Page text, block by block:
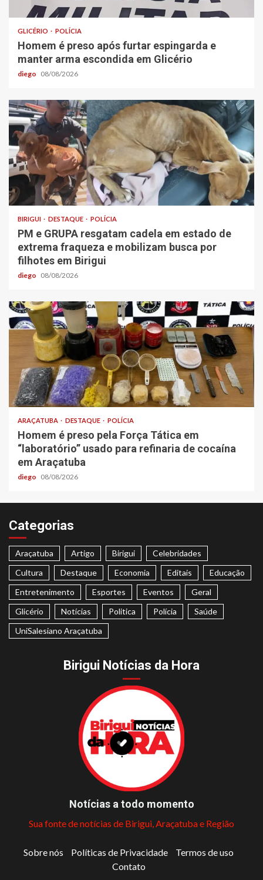
GLICÉRIO POLÍCIA
Homem é preso após furtar espingarda e
manter arma escondida em Glicério
diego 08/08/2026
BIRIGUI DESTAQUE POLÍCIA
PM e GRUPA resgatam cadela em estado de
extrema fraqueza e mobilizam busca por
filhotes em Birigui
diego 08/08/2026
ARAÇATUBA DESTAQUE POLÍCIA
Homem é preso pela Força Tática em
“laboratório” usado para refinaria de cocaína
em Araçatuba
diego 08/08/2026
Categorias
Araçatuba Artigo Birigui
Celebridades
Cultura
Destaque Economia Editais
Educação
Entretenimento
Esportes Eventos
Geral
Glicério
Notícias Politica Polícia
Saúde
UniSalesiano Araçatuba
Birigui Notícias da Hora
Notícias a todo momento
Sua fonte de notícias de Birigui, Araçatuba e Região
Sobre nós Políticas de Privacidade
Termos de uso
Contato